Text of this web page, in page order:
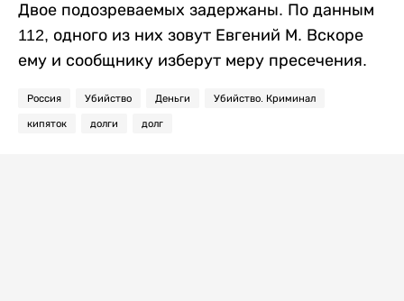
Двое подозреваемых задержаны. По данным
112, одного из них зовут Евгений М. Вскоре
ему и сообщнику изберут меру пресечения.
Россия Убийство Деньги Убийство. Криминал
кипяток долги долг